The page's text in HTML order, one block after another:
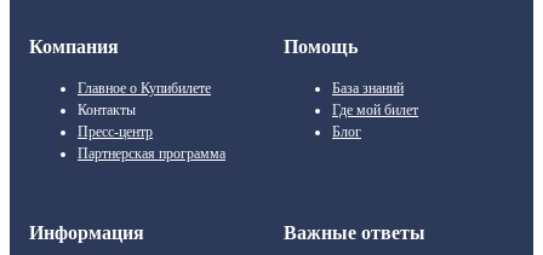
Компания
Главное о Купибилете
Контакты
Пресс-центр
Партнерская программа
Помощь
База знаний
Где мой билет
Блог
Информация Важные ответы